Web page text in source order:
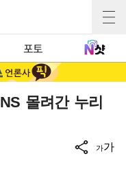
포토
몰려간 누리
가가